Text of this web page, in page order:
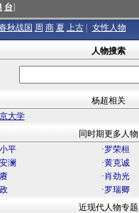
台]
秋战国 周 商 夏 上古 女性人物
人物搜索
杨超相关
大学
同时期更多人物
平 ·罗荣桓
澜 ·黄克诚
·肖劲光
·罗瑞卿
近现代人物专题